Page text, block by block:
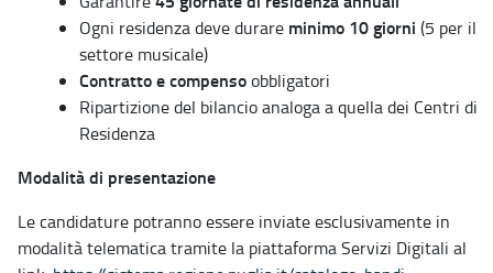
Ogni residenza deve durare minimo 10 giorni (5 per il
settore musicale)
Contratto e compensoobbligatori
Ripartizione del bilancio analoga a quella dei Centri di
Residenza
Modalità di presentazione
Le candidature potranno essere inviate esclusivamente in
modalità telematica tramite la piattaforma Servizi Digitali al